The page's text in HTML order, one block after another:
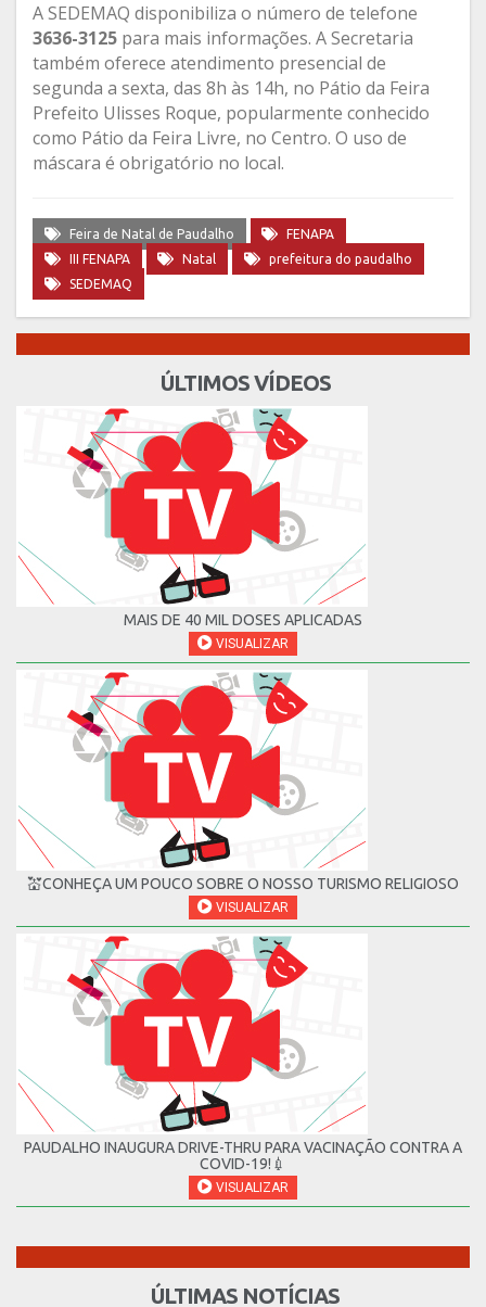
A SEDEMAQ disponibiliza o número de telefone
3636-3125 para mais informações. A Secretaria
também oferece atendimento presencial de
segunda a sexta, das 8h às 14h, no Pátio da Feira
Prefeito Ulisses Roque, popularmente conhecido
como Pátio da Feira Livre, no Centro. O uso de
máscara é obrigatório no local.
Feira de Natal de Paudalho
FENAPA
III FENAPA
Natal
prefeitura do paudalho
SEDEMAQ
ÚLTIMOS VÍDEOS
MAIS DE 40 MIL DOSES APLICADAS
VISUALIZAR
💒CONHEÇA UM POUCO SOBRE O NOSSO TURISMO RELIGIOSO
VISUALIZAR
PAUDALHO INAUGURA DRIVE-THRU PARA VACINAÇÃO CONTRA A
COVID-19!💉
VISUALIZAR
ÚLTIMAS NOTÍCIAS